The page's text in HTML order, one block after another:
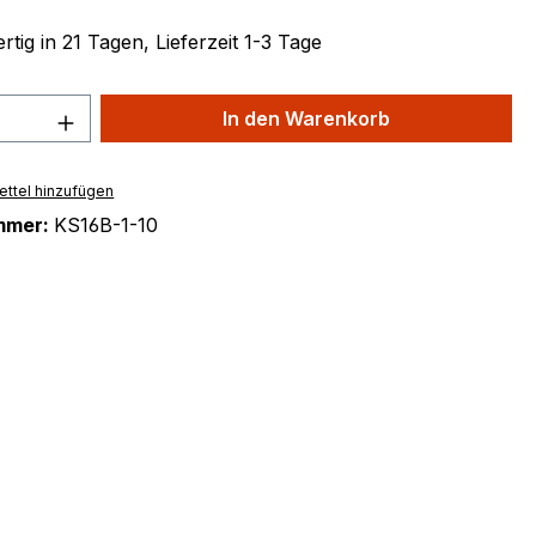
in 21 Tagen, Lieferzeit 1-3 Tage
Anzahl: Gib den gewünschten Wert
In den Warenkorb
hinzufügen
KS16B-1-10